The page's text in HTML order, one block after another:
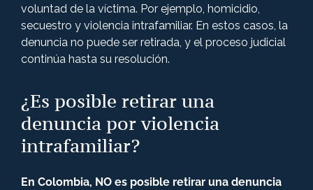
voluntad de la víctima. Por ejemplo, homicidio,
secuestro y violencia intrafamiliar. En estos casos, la
denuncia no puede ser retirada, y el proceso judicial
continúa hasta su resolución.
¿Es posible retirar una
denuncia por violencia
intrafamiliar?
En Colombia, NO es posible retirar una denuncia